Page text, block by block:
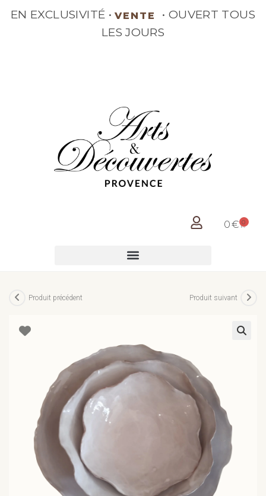
EN EXCLUSIVITÉ • VENTE
• OUVERT TOUS
LES JOURS
0€ 0
Produit précédent Produit suivant